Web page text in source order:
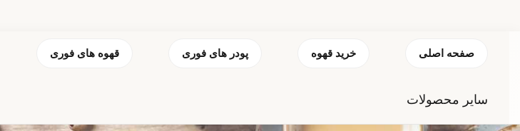
صفحه اصلی خرید قهوه پودر های فوری قهوه های فوری
سایر محصولات